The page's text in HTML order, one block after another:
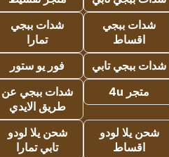
شدات ببجي
اقساط
شدات ببجي
تمارا
شدات ببجي تابي
فور يو ستور
متجر 4u
شدات ببجي عن
طريق الايدي
شحن يلا لودو
اقساط
شحن يلا لودو
تابي تمارا